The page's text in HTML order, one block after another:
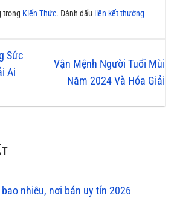
trong Kiến Thức. Đánh dấu liên kết thường
Sức
Ai
Vận Mệnh Người Tuổi Mùi
Năm 2024 Và Hóa Giải
nhiêu, nơi bán uy tín 2026